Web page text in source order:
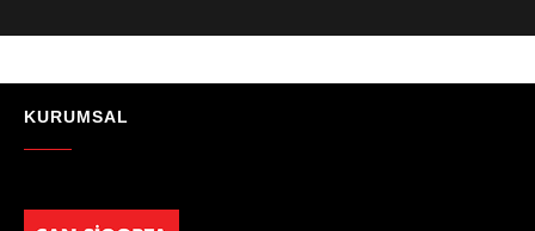
"Absolutelly the best at the TRNC. Highly recommeded !!! Thank You
KURUMSAL